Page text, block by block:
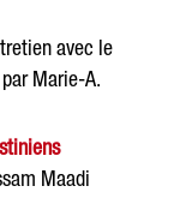
avec le
Marie-A.
Maadi